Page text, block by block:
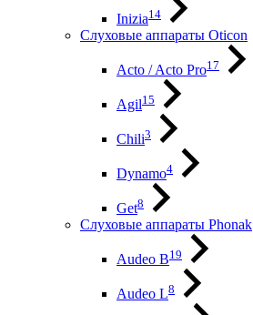
Inizia14
Слуховые аппараты Oticon
Acto / Acto Pro17
Agil15
Chili3
Dynamo4
Get8
Слуховые аппараты Phonak
Audeo B19
Audeo L8